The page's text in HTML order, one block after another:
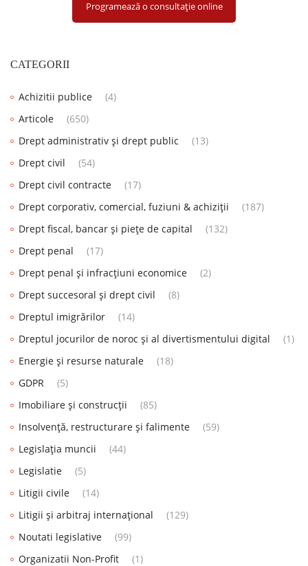
Programează o consultație online
CATEGORII
Achizitii publice
(4)
Articole
(650)
Drept administrativ și drept public
(13)
Drept civil
(54)
Drept civil contracte
(17)
Drept corporativ, comercial, fuziuni & achiziții
(187)
Drept fiscal, bancar și piețe de capital
(132)
Drept penal
(17)
Drept penal și infracțiuni economice
(2)
Drept succesoral și drept civil
(8)
Dreptul imigrărilor
(14)
Dreptul jocurilor de noroc și al divertismentului digital
(1)
Energie și resurse naturale
(18)
GDPR
(5)
Imobiliare și construcții
(85)
Insolvență, restructurare și falimente
(59)
Legislația muncii
(44)
Legislatie
(5)
Litigii civile
(14)
Litigii și arbitraj internațional
(129)
Noutati legislative
(99)
Organizatii Non-Profit
(1)